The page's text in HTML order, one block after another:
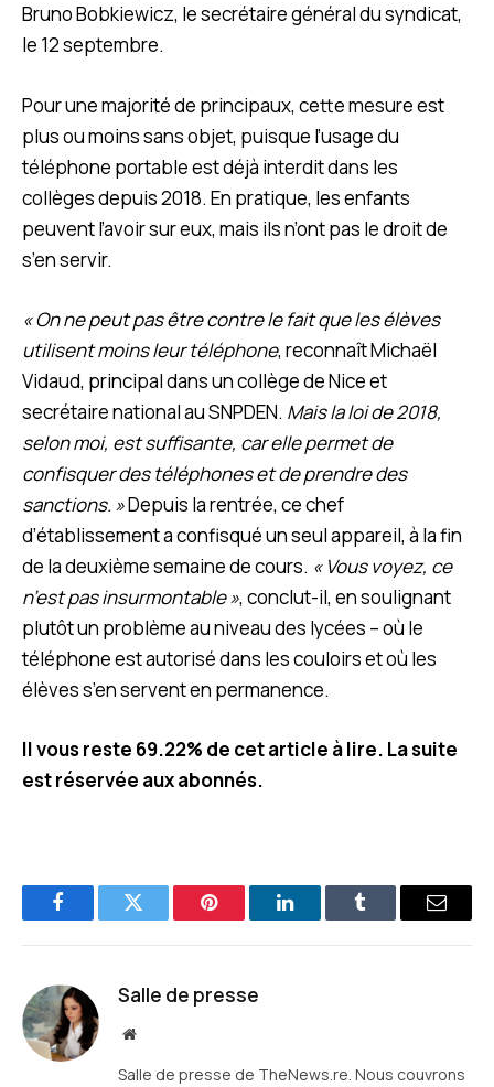
Bruno Bobkiewicz, le secrétaire général du syndicat,
le 12 septembre.
Pour une majorité de principaux, cette mesure est
plus ou moins sans objet, puisque l’usage du
téléphone portable est déjà interdit dans les
collèges depuis 2018. En pratique, les enfants
peuvent l’avoir sur eux, mais ils n’ont pas le droit de
s’en servir.
« On ne peut pas être contre le fait que les élèves
utilisent moins leur téléphone, reconnaît Michaël
Vidaud, principal dans un collège de Nice et
secrétaire national au SNPDEN. Mais la loi de 2018,
selon moi, est suffisante, car elle permet de
confisquer des téléphones et de prendre des
sanctions. »Depuis la rentrée, ce chef
d’établissement a confisqué un seul appareil, à la fin
de la deuxième semaine de cours. « Vous voyez, ce
n’est pas insurmontable », conclut-il, en soulignant
plutôt un problème au niveau des lycées – où le
téléphone est autorisé dans les couloirs et où les
élèves s’en servent en permanence.
Il vous reste 69.22% de cet article à lire. La suite
est réservée aux abonnés.
FacebookTwitter Pinterest LinkedInTumblr
E-
Salle de presse
Site
Salle de presse de TheNews.re. Nous couvrons